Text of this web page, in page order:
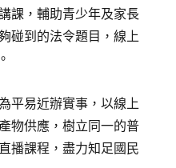
課，輔助青少年及家長
碰到的法令題目，線上
平易近辦實事，以線上
物供應，樹立同一的普
播課程，盡力知足國民